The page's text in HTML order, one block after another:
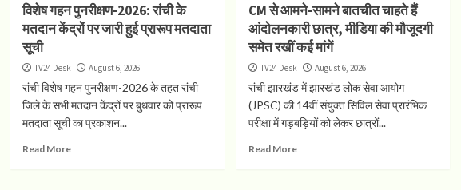
विशेष गहन पुनरीक्षण-2026: रांची के
मतदान केंद्रों पर जारी हुई प्रारूप मतदाता
सूची
TV24 Desk August 6, 2026
रांची विशेष गहन पुनरीक्षण-2026 के तहत रांची
जिले के सभी मतदान केंद्रों पर बुधवार को प्रारूप
मतदाता सूची का प्रकाशन...
Read More
CM से आमने-सामने बातचीत चाहते हैं
आंदोलनकारी छात्र, मीडिया की मौजूदगी
समेत रखीं कई मांगें
TV24 Desk August 6, 2026
रांची झारखंड में झारखंड लोक सेवा आयोग
(JPSC) की 14वीं संयुक्त सिविल सेवा प्रारंभिक
परीक्षा में गड़बड़ियों को लेकर छात्रों...
Read More